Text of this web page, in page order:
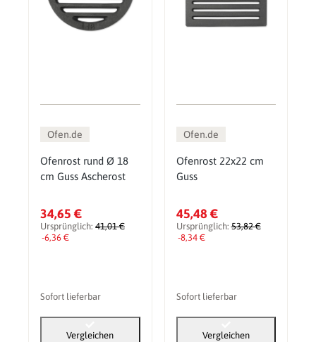
Ofen.de
Ofenrost rund Ø 18
cm Guss Ascherost
34,65 €
Ursprünglich: 41,01 €
-6,36 €
Sofort lieferbar
Vergleichen
Ofen.de
Ofenrost 22x22 cm
Guss
45,48 €
Ursprünglich:53,82 €
-8,34 €
Sofort lieferbar
Vergleichen